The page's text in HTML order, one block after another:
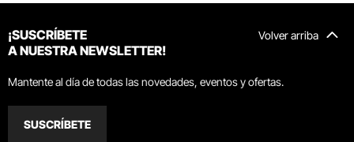
Volver arriba
¡SUSCRÍBETE
A NUESTRA NEWSLETTER!
Mantente al día de todas las novedades, eventos y ofertas.
SUSCRÍBETE